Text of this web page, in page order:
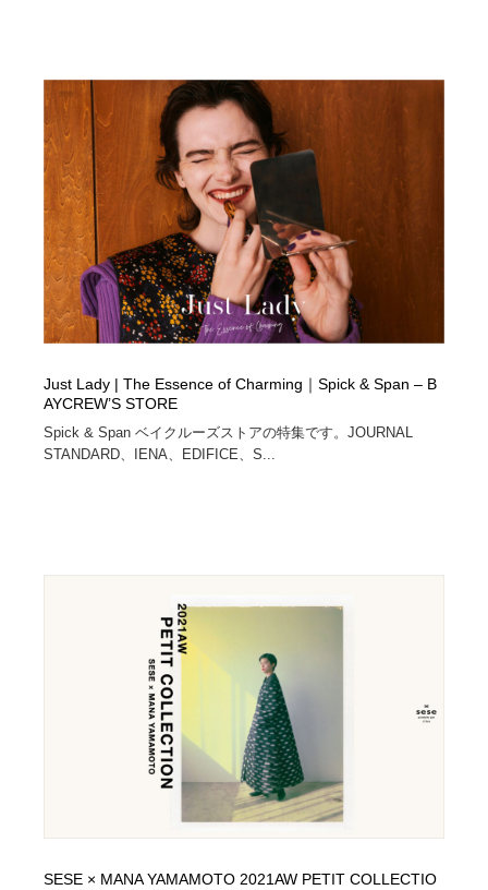
Just Lady | The Essence of Charming｜Spick & Span – B
AYCREW’S STORE
Spick & Span ベイクルーズストアの特集です。JOURNAL
STANDARD、IENA、EDIFICE、S...
SESE × MANA YAMAMOTO 2021AW PETIT COLLECTIO